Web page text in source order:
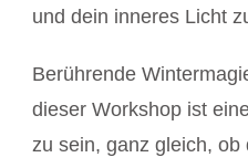
und dein inneres Licht
Berührende
dieser Workshop ist
zu sein, ganz gleich, ob